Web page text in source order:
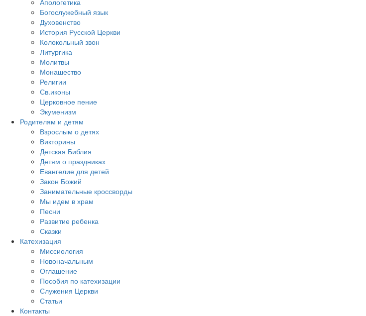
Апологетика
Богослужебный язык
Духовенство
История Русской Церкви
Колокольный звон
Литургика
Молитвы
Монашество
Религии
Св.иконы
Церковное пение
Экуменизм
Родителям и детям
Взрослым о детях
Викторины
Детская Библия
Детям о праздниках
Евангелие для детей
Закон Божий
Занимательные кроссворды
Мы идем в храм
Песни
Развитие ребенка
Сказки
Катехизация
Миссиология
Новоначальным
Оглашение
Пособия по катехизации
Служения Церкви
Статьи
Контакты